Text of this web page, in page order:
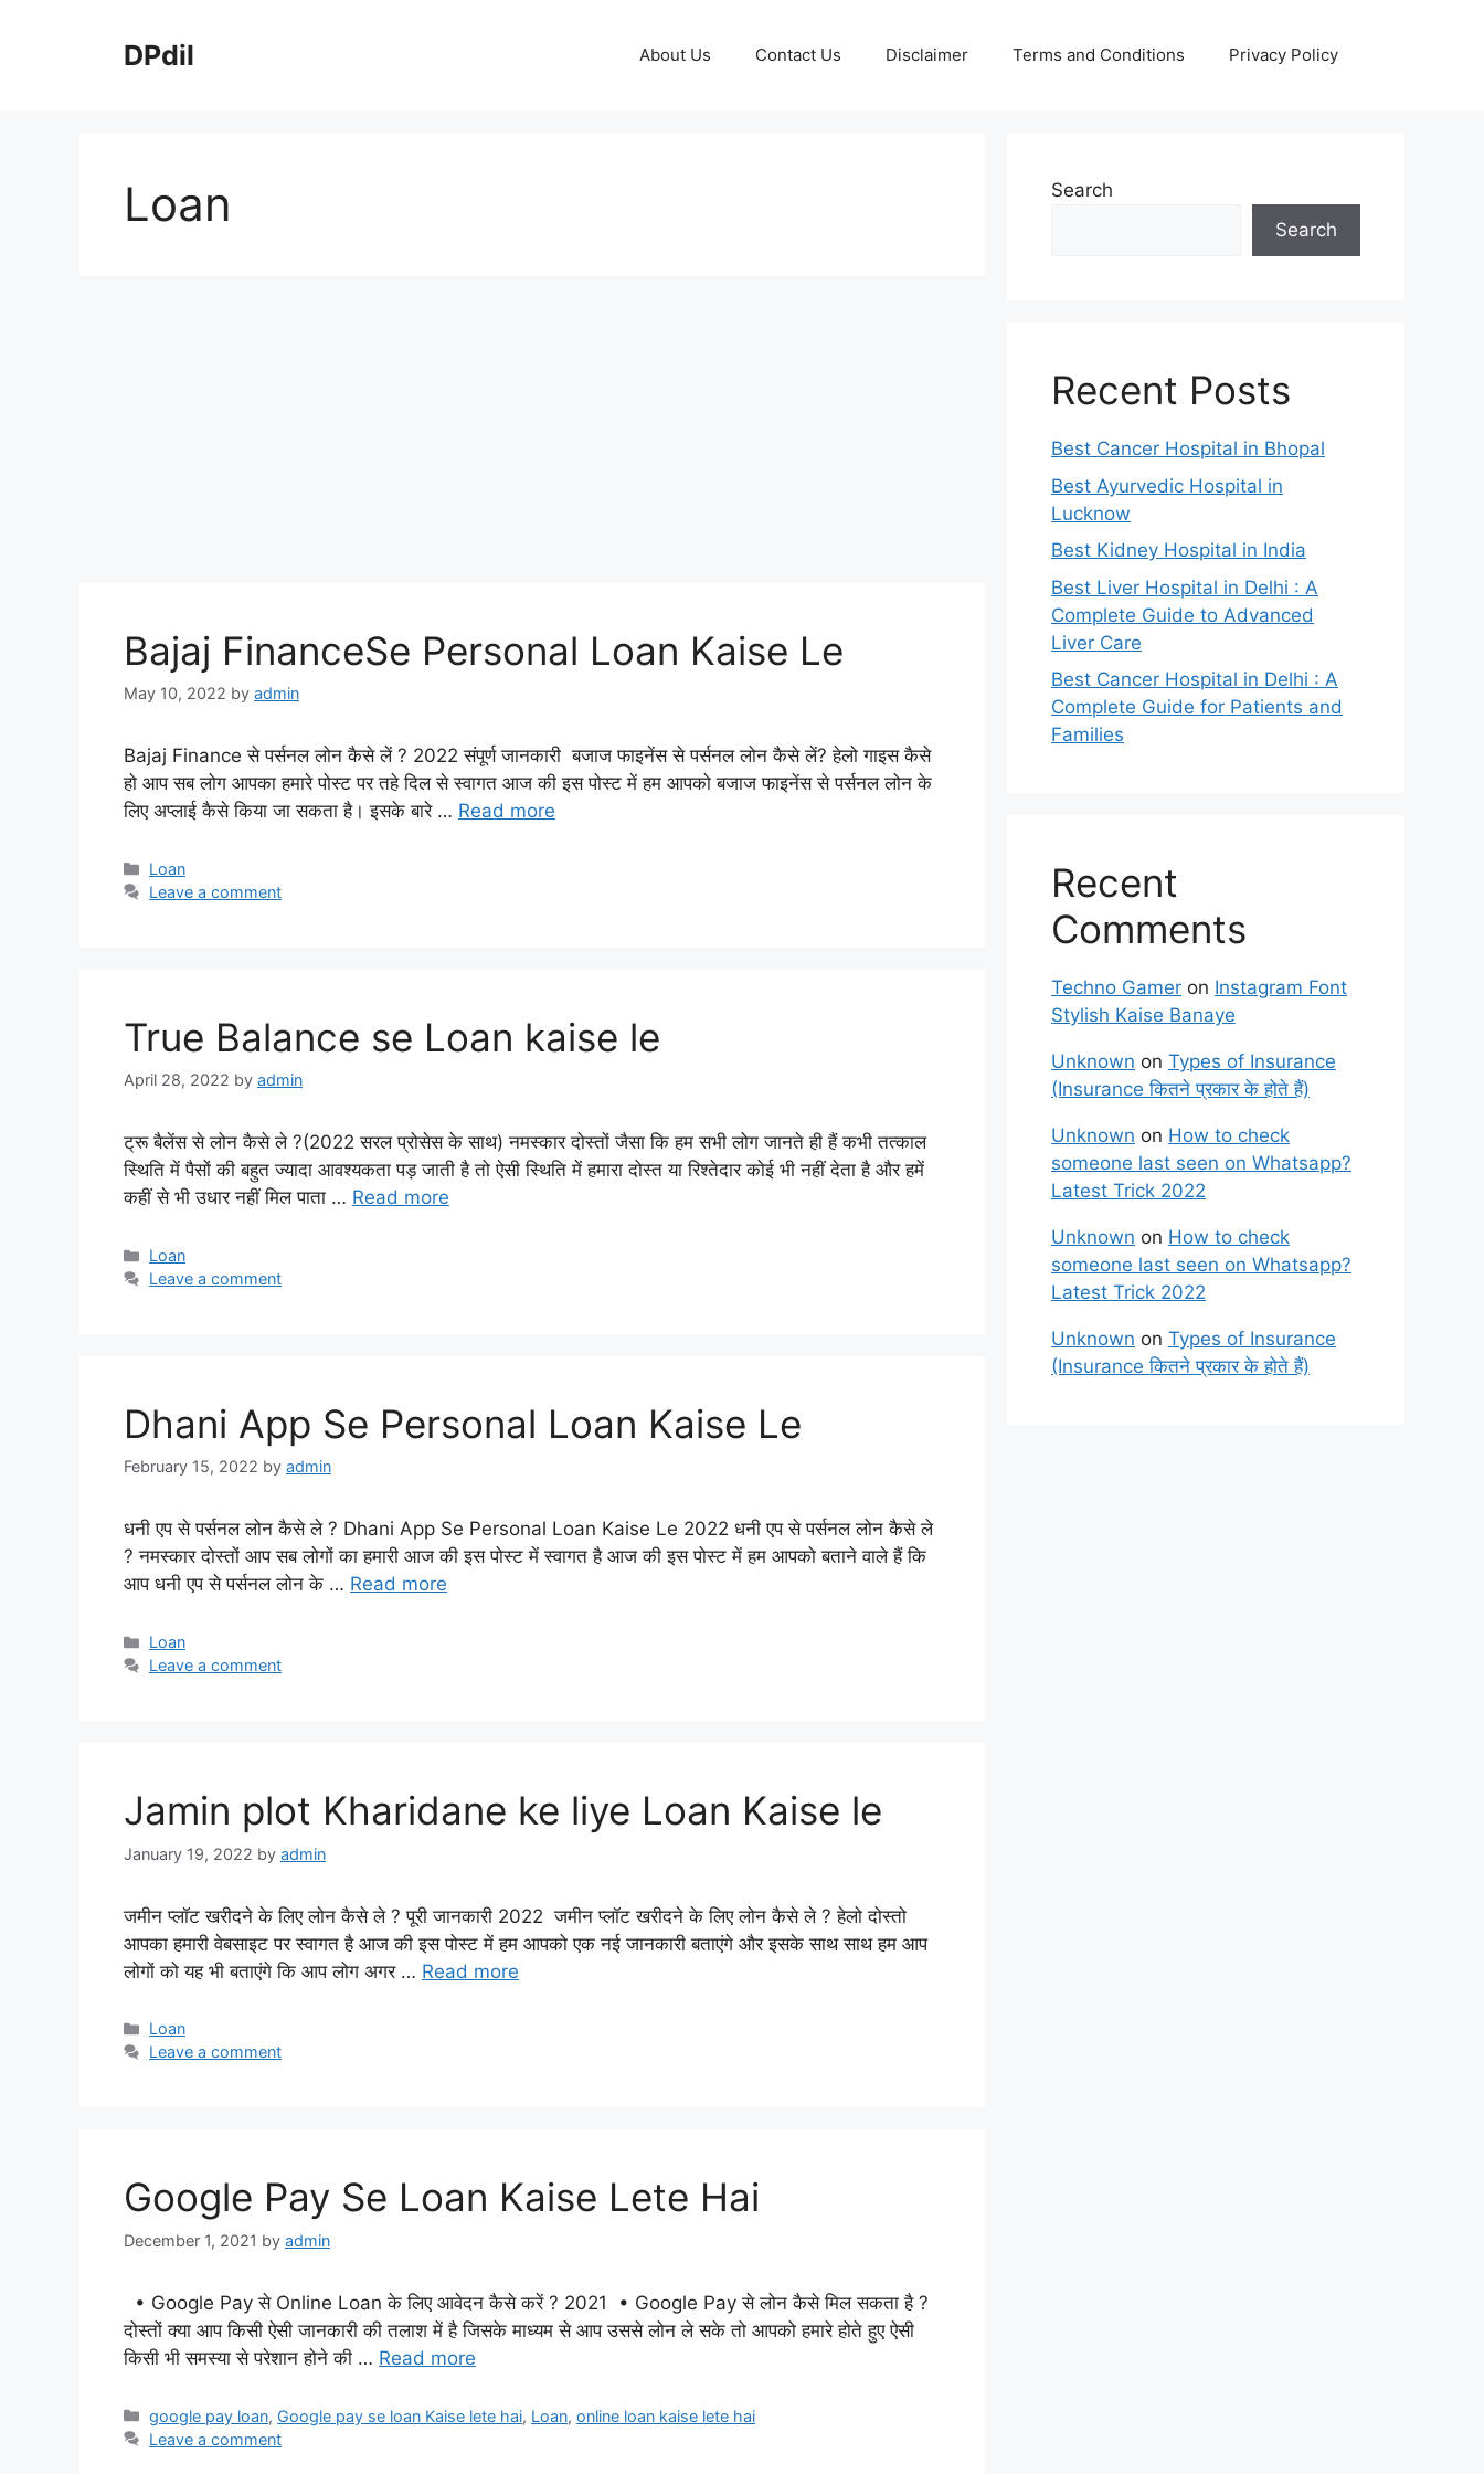
DPdil About Us Contact Us Disclaimer Terms and Conditions Privacy Policy
Loan
Bajaj FinanceSe Personal Loan Kaise Le
May 10, 2022 by admin
Bajaj Finance से पर्सनल लोन कैसे लें ? 2022 संपूर्ण जानकारी बजाज फाइनेंस से पर्सनल लोन कैसे लें? हेलो गाइस कैसे
हो आप सब लोग आपका हमारे पोस्ट पर तहे दिल से स्वागत आज की इस पोस्ट में हम आपको बजाज फाइनेंस से पर्सनल लोन के
लिए अप्लाई कैसे किया जा सकता है। इसके बारे … Read more
Categories
Loan
Leave a comment
True Balance se Loan kaise le
April 28, 2022 by admin
ट्रू बैलेंस से लोन कैसे ले ?(2022 सरल प्रोसेस के साथ) नमस्कार दोस्तों जैसा कि हम सभी लोग जानते ही हैं कभी तत्काल
स्थिति में पैसों की बहुत ज्यादा आवश्यकता पड़ जाती है तो ऐसी स्थिति में हमारा दोस्त या रिश्तेदार कोई भी नहीं देता है और हमें
कहीं से भी उधार नहीं मिल पाता … Read more
Categories
Loan
Leave a comment
Dhani App Se Personal Loan Kaise Le
February 15, 2022 by admin
धनी एप से पर्सनल लोन कैसे ले ? Dhani App Se Personal Loan Kaise Le 2022 धनी एप से पर्सनल लोन कैसे ले
? नमस्कार दोस्तों आप सब लोगों का हमारी आज की इस पोस्ट में स्वागत है आज की इस पोस्ट में हम आपको बताने वाले हैं कि
आप धनी एप से पर्सनल लोन के … Read more
Categories
Loan
Leave a comment
Jamin plot Kharidane ke liye Loan Kaise le
January 19, 2022 by admin
जमीन प्लॉट खरीदने के लिए लोन कैसे ले ? पूरी जानकारी 2022 जमीन प्लॉट खरीदने के लिए लोन कैसे ले ? हेलो दोस्तो
आपका हमारी वेबसाइट पर स्वागत है आज की इस पोस्ट में हम आपको एक नई जानकारी बताएंगे और इसके साथ साथ हम आप
लोगों को यह भी बताएंगे कि आप लोग अगर … Read more
Categories
Loan
Leave a comment
Google Pay Se Loan Kaise Lete Hai
December 1, 2021 by admin
• Google Pay से Online Loan के लिए आवेदन कैसे करें ? 2021 • Google Pay से लोन कैसे मिल सकता है ?
दोस्तों क्या आप किसी ऐसी जानकारी की तलाश में है जिसके माध्यम से आप उससे लोन ले सके तो आपको हमारे होते हुए ऐसी
किसी भी समस्या से परेशान होने की … Read more
Categories
google pay loan, Google pay se loan Kaise lete hai, Loan,online loan kaise lete hai
Leave a comment
Search
Search
Recent Posts
Best Cancer Hospital in Bhopal
Best Ayurvedic Hospital in
Lucknow
Best Kidney Hospital in India
Best Liver Hospital in Delhi : A
Complete Guide to Advanced
Liver Care
Best Cancer Hospital in Delhi : A
Complete Guide for Patients and
Families
Recent
Comments
Techno Gamer on Instagram Font
Stylish Kaise Banaye
Unknown on Types of Insurance
(Insurance कितने प्रकार के होते हैं)
Unknown on How to check
someone last seen on Whatsapp?
Latest Trick 2022
Unknown on How to check
someone last seen on Whatsapp?
Latest Trick 2022
Unknown on Types of Insurance
(Insurance कितने प्रकार के होते हैं)